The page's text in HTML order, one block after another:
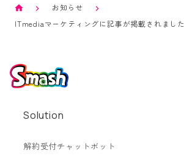
お知らせ
ITmediaマーケティングに記事が掲載されました
Solution
解約受付チャットボット